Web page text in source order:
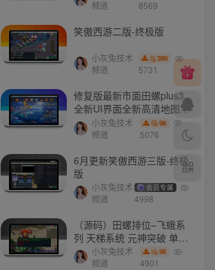
频道
8569
笑傲西游二版-终极版
小灰兔技术
频道
399
5731
修复版最新市面田螺plus3
全新UI界面全新高清地图18
门派 修复了后门ggeserver
打不开
小灰兔技术
频道
98
5076
6月更新笑傲西游三版-终极
版
小灰兔技术
频道
会员专属
4998
（源码）田螺排位–飞蛾系
列 天梯系统 元神突破 单机
免费 含GM工具
小灰兔技术
频道
98
4901